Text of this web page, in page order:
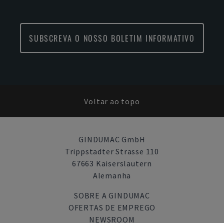
SUBSCREVA O NOSSO BOLETIM INFORMATIVO
Voltar ao topo
GINDUMAC GmbH
Trippstadter Strasse 110
67663 Kaiserslautern
Alemanha
SOBRE A GINDUMAC
OFERTAS DE EMPREGO
NEWSROOM